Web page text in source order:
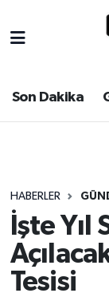
Son Dakika
HABERLER
İşte Yıl
Tesisi
Gündem
Atamalar
Mevzuat
Nöbetçi
Hava
Tüm
Son